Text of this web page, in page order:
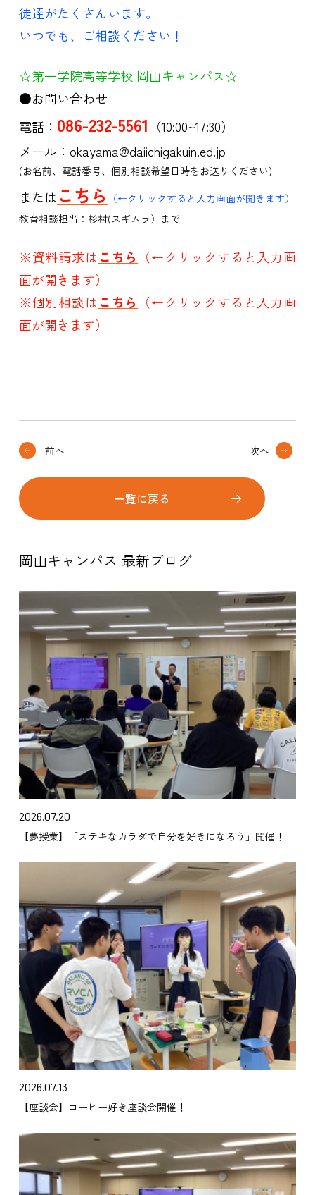
徒達がたくさんいます。
いつでも、ご相談ください！
☆第一学院高等学校 岡山キャンパス☆
●お問い合わせ
電話： 086-232-5561 （10:00~17:30）
メール：okayama@daiichigakuin.ed.jp
(お名前、電話番号、個別相談希望日時をお送りください)
または こちら
（←クリックすると入力画面が開きます）
教育相談担当：杉村(スギムラ）まで
※資料請求は こちら
（←クリックすると入力画
面が開きます）
※個別相談は こちら
（←クリックすると入力画
面が開きます）
前へ
一覧に戻る
次へ
岡山キャンパス 最新ブログ
2026.07.20
【夢授業】「ステキなカラダで自分を好きになろう」開催！
2026.07.13
【座談会】コーヒー好き座談会開催！